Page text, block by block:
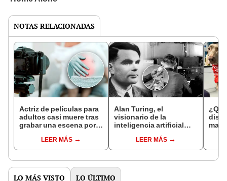
NOTAS RELACIONADAS
Actriz de películas para
adultos casi muere tras
grabar una escena por
LEER MÁS
Alan Turing, el
visionario de la
inteligencia artificial
castración química
LEER MÁS
LO MÁS VISTO LO ÚLTIMO